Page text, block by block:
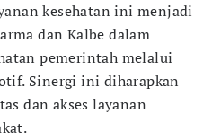
kesehatan ini menjadi
dan Kalbe dalam
pemerintah melalui
Sinergi ini diharapkan
dan akses layanan